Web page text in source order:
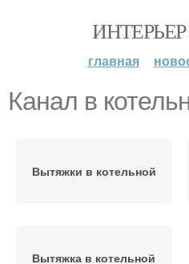
главная
Канал в
Вытяжки в котельной
Вытяжка в котельной